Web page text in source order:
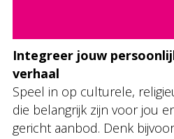
Integreer jouw
verhaal
Speel in op culturele,
die belangrijk zijn voor jou
gericht aanbod. Denk